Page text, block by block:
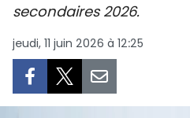
secondaires 2026.
jeudi, 11 juin 2026 à 12:25